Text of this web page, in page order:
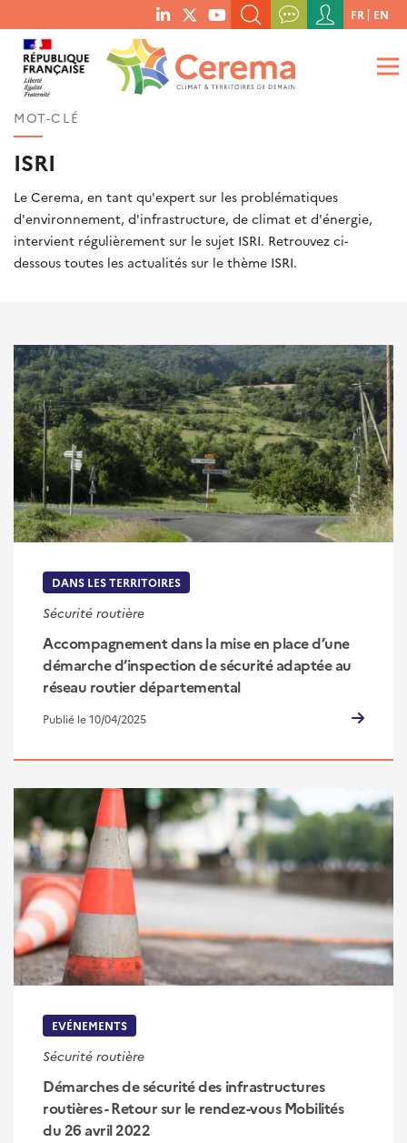
menu
social
links
RECHERCHER UN MOT-CLÉ, UNE PUBLICATION, ETC.
QUE RECHERCHEZ-VOUS ?
Menu
du
compte
de
FR EN
MOT-CLÉ
ISRI
Le Cerema, en tant qu'expert sur les problématiques
d'environnement, d'infrastructure, de climat et d'énergie,
intervient régulièrement sur le sujet ISRI. Retrouvez ci-
dessous toutes les actualités sur le thème ISRI.
DANS LES TERRITOIRES
Sécurité routière
Accompagnement dans la mise en place d’une
démarche d’inspection de sécurité adaptée au
réseau routier départemental
Publié le 10/04/2025
EVÉNEMENTS
Sécurité routière
Démarches de sécurité des infrastructures
routières - Retour sur le rendez-vous Mobilités
du 26 avril 2022